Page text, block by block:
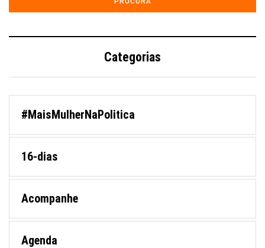
Categorias
#MaisMulherNaPolitica
16-dias
Acompanhe
Agenda